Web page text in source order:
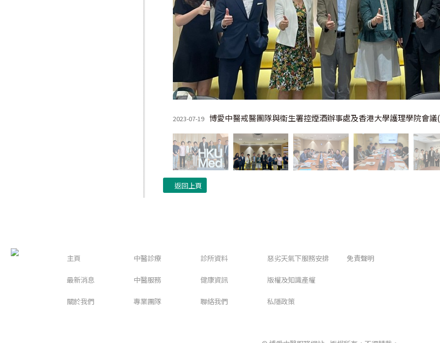
2023-07-19 博愛中醫戒醫團隊與衞生署控煙酒辦事處及香港大學護理學院會
返回上頁
主頁
最新消息
關於我們
中醫診療
中醫服務
專業團隊
診所資料
健康資訊
聯絡我們
惡劣天氣下服務安排
版權及知識產權
私隱政策
免責聲明